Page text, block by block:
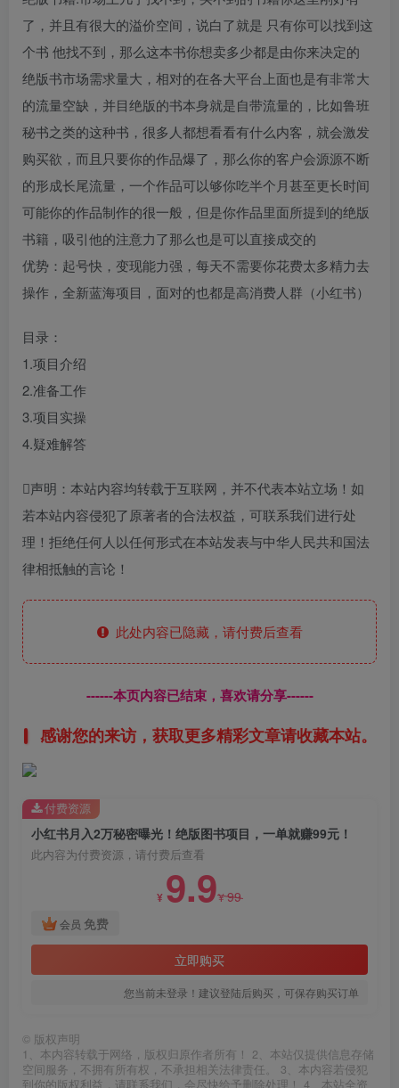
了，并且有很大的溢价空间，说白了就是 只有你可以找到这
个书 他找不到，那么这本书你想卖多少都是由你来决定的
绝版书市场需求量大，相对的在各大平台上面也是有非常大
的流量空缺，并目绝版的书本身就是自带流量的，比如鲁班
秘书之类的这种书，很多人都想看看有什么内客，就会激发
购买欲，而且只要你的作品爆了，那么你的客户会源源不断
的形成长尾流量，一个作品可以够你吃半个月甚至更长时间
可能你的作品制作的很一般，但是你作品里面所提到的绝版
书籍，吸引他的注意力了那么也是可以直接成交的
优势：起号快，变现能力强，每天不需要你花费太多精力去
操作，全新蓝海项目，面对的也都是高消费人群（小红书）
目录：
1.项目介绍
2.准备工作
3.项目实操
4.疑难解答
声明：本站内容均转载于互联网，并不代表本站立场！如
若本站内容侵犯了原著者的合法权益，可联系我们进行处
理！拒绝任何人以任何形式在本站发表与中华人民共和国法
律相抵触的言论！
此处内容已隐藏，请付费后查看
------本页内容已结束，喜欢请分享------
感谢您的来访，获取更多精彩文章请收藏本站。
小红书月入2万秘密曝光！绝版图书项目，一单就赚99元！
此内容为付费资源，请付费后查看
¥ 9.9¥99
会员 免费
立即购买
您当前未登录！建议登陆后购买，可保存购买订单
付费资源
© 版权声明
1、本内容转载于网络，版权归原作者所有！ 2、本站仅提供信息存储
空间服务，不拥有所有权，不承担相关法律责任。 3、本内容若侵犯
到你的版权利益，请联系我们，会尽快给予删除处理！ 4、本站全资